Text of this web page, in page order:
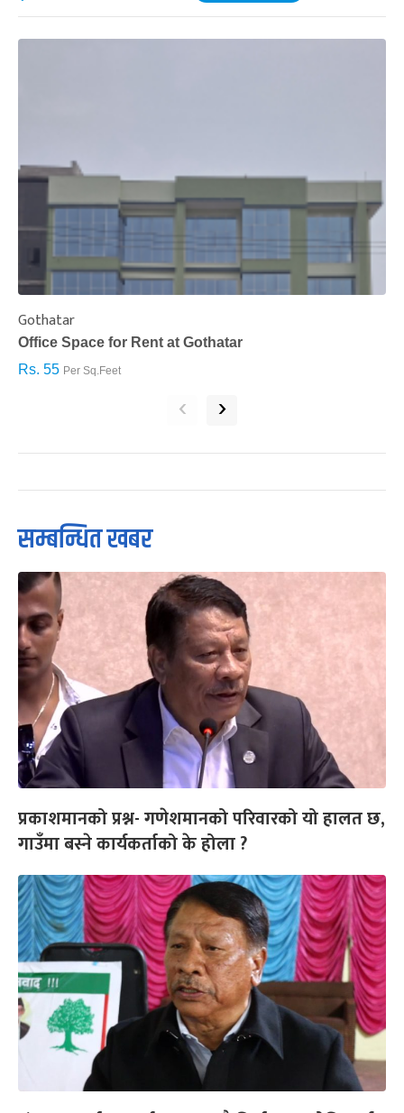
Gothatar
Office Space for Rent at Gothatar
Rs. 55 Per Sq.Feet
‹ ›
सम्बन्धित खबर
प्रकाशमानको प्रश्न- गणेशमानको परिवारको यो हालत छ,
गाउँमा बस्ने कार्यकर्ताको के होला ?